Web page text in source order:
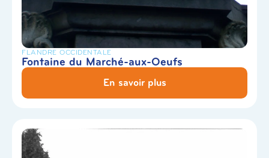
FLANDRE OCCIDENTALE
Fontaine du Marché-aux-Oeufs
En savoir plus